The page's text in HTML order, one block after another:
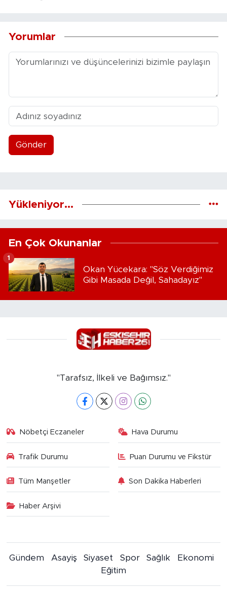
Yorumlar
Gönder
Yükleniyor...
En Çok Okunanlar
Okan Yücekara: "Söz Verdiğimiz
Gibi Masada Değil, Sahadayız"
1
"Tarafsız, İlkeli ve Bağımsız."
Nöbetçi Eczaneler Hava Durumu
Trafik Durumu Puan Durumu ve Fikstür
Tüm Manşetler Son Dakika Haberleri
Haber Arşivi
Gündem Asayiş Siyaset Spor Sağlık
Ekonomi
Eğitim